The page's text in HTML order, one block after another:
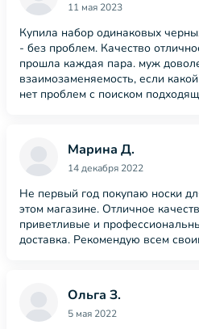
11 мая 2023
Купила набор одинаковых
- без проблем. Качество
прошла каждая пара. муж
взаимозаменяемость, если
нет проблем с поиском
Марина Д.
14 декабря 2022
Не первый год покупаю носки
этом магазине. Отличное
приветливые и
доставка. Рекомендую всем
Ольга З.
5 мая 2022